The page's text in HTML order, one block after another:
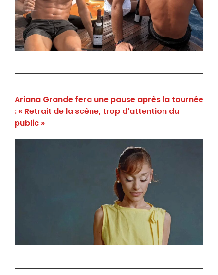
Ariana Grande fera une pause après la tournée
: « Retrait de la scène, trop d'attention du
public »